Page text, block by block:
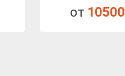
от 10500